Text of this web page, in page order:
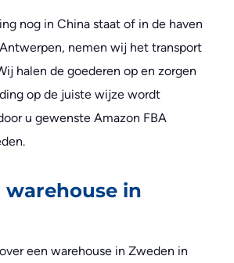
nog in China staat of in de haven
nemen wij het transport
halen de goederen op en zorgen
op de juiste wijze wordt
u gewenste Amazon FBA
warehouse in
een warehouse in Zweden in